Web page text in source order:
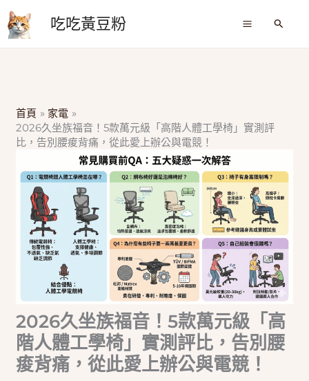
至
主
吃吃黃豆粉
搜
首頁
家電
2026久坐族福音！5款萬元級「高階人體工學椅」實測評
比，告別腰痠背痛，從此愛上辦公與電競！
2026久坐族福音！5款萬元級「高
階人體工學椅」實測評比，告別腰
痠背痛，從此愛上辦公與電競！